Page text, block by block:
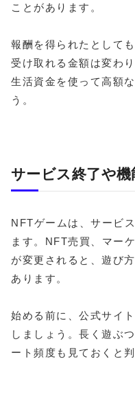
ことがあります。
報酬を得られたとして
受け取れる金額は変わ
生活資金を使って高額
う。
サービス終了や
NFTゲームは、サービ
ます。NFT売買、マー
が変更されると、遊び
あります。
始める前に、公式サイ
しましょう。長く遊ぶ
ート頻度も見ておくと